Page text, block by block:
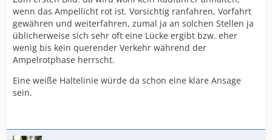
wenn das Ampellicht rot ist. Vorsichtig ranfahren, Vorfahrt
gewähren und weiterfahren, zumal ja an solchen Stellen ja
üblicherweise sich sehr oft eine Lücke ergibt bzw. eher
wenig bis kein querender Verkehr während der
Ampelrotphase herrscht.
Eine weiße Haltelinie würde da schon eine klare Ansage
sein.